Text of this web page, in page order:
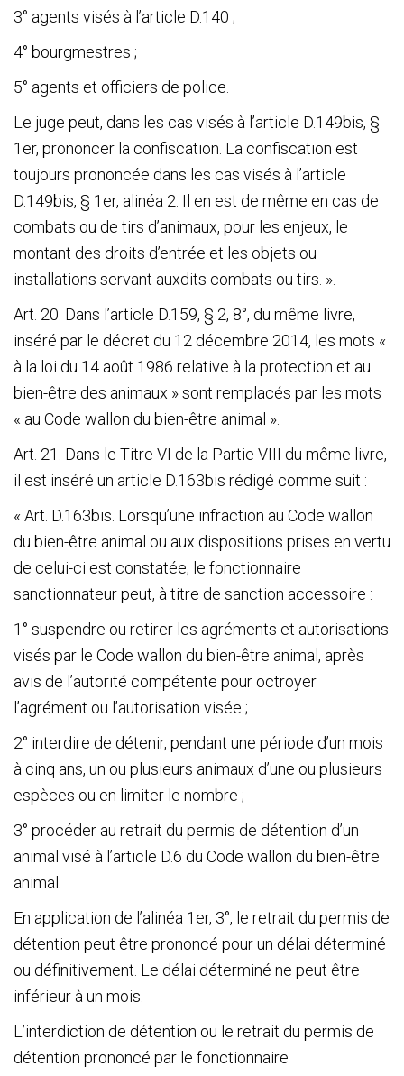
3° agents visés à l’article D.140 ;
4° bourgmestres ;
5° agents et officiers de police.
Le juge peut, dans les cas visés à l’article D.149bis, §
1 er, prononcer la confiscation. La confiscation est
toujours prononcée dans les cas visés à l’article
D.149bis, § 1 er, alinéa 2. Il en est de même en cas de
combats ou de tirs d’animaux, pour les enjeux, le
montant des droits d’entrée et les objets ou
installations servant auxdits combats ou tirs. ».
Art. 20. Dans l’article D.159, § 2, 8°, du même livre,
inséré par le décret du 12 décembre 2014, les mots «
à la loi du 14 août 1986 relative à la protection et au
bien-être des animaux » sont remplacés par les mots
« au Code wallon du bien-être animal ».
Art. 21. Dans le Titre VI de la Partie VIII du même livre,
il est inséré un article D.163bis rédigé comme suit :
« Art. D.163bis. Lorsqu’une infraction au Code wallon
du bien-être animal ou aux dispositions prises en vertu
de celui-ci est constatée, le fonctionnaire
sanctionnateur peut, à titre de sanction accessoire :
1° suspendre ou retirer les agréments et autorisations
visés par le Code wallon du bien-être animal, après
avis de l’autorité compétente pour octroyer
l’agrément ou l’autorisation visée ;
2° interdire de détenir, pendant une période d’un mois
à cinq ans, un ou plusieurs animaux d’une ou plusieurs
espèces ou en limiter le nombre ;
3° procéder au retrait du permis de détention d’un
animal visé à l’article D.6 du Code wallon du bien-être
animal.
En application de l’alinéa 1 er, 3°, le retrait du permis de
détention peut être prononcé pour un délai déterminé
ou définitivement. Le délai déterminé ne peut être
inférieur à un mois.
L’interdiction de détention ou le retrait du permis de
détention prononcé par le fonctionnaire